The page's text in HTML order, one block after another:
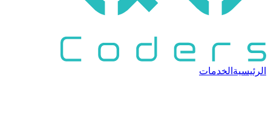
الرئيسية الخدمات